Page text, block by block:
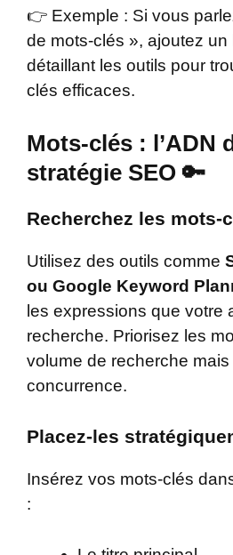
👉 Exemple : Si vous
de mots-clés », ajoutez un
détaillant les outils pour
clés efficaces.
Mots-clés : l’ADN
stratégie SEO 🔑
Recherchez les mots-
Utilisez des outils comme
ou Google Keyword
les expressions que votre
recherche. Priorisez les
volume de recherche mais
concurrence.
Placez-les
Insérez vos mots-clés
: